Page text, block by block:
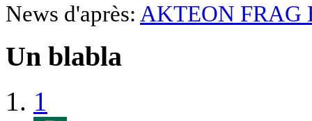
News d'après: AKTEON FRAG
Un blabla
1